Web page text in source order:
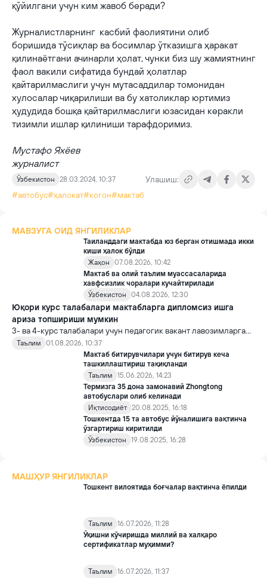
қўйилгани учун ким жавоб беради?
Журналистларнинг касбий фаолиятини олиб
боришида тўсиқлар ва босимлар ўтказишга ҳаракат
қилинаётгани ачинарли ҳолат, чунки биз шу жамиятнинг
фаол вакили сифатида бундай ҳолатлар
қайтарилмаслиги учун мутасаддилар томонидан
хулосалар чиқарилиши ва бу хатоликлар юртимиз
ҳудудида бошқа қайтарилмаслиги юзасидан керакли
тизимли ишлар қилиниши тарафдоримиз.
Мустафо Яхёев
журналист
Ўзбекистон 28.03.2024, 10:37
Улашиш:
#автобус#ҳалокат#когон#мактаб
МАВЗУГА ОИД ЯНГИЛИКЛАР
Таиланддаги мактабда юз берган отишмада икки
киши ҳалок бўлди
Жаҳон
07.08.2026, 10:42
Мактаб ва олий таълим муассасаларида
хавфсизлик чоралари кучайтирилади
Ўзбекистон
04.08.2026, 12:30
Юқори курс талабалари мактабларга дипломсиз ишга
ариза топшириши мумкин
3- ва 4-курс талабалари учун педагогик вакант лавозимларга
ариза топшириш янада соддалаштирилди.
Таълим
01.08.2026, 10:37
Мактаб битирувчилари учун битирув кеча
ташкиллаштириш тақиқланди
Таълим
15.06.2026, 14:23
Термизга 35 дона замонавий Zhongtong
автобуслари олиб келинади
Иқтисодиёт 20.08.2025, 16:18
Тошкентда 15 та автобус йўналишига вақтинча
ўзгартириш киритилди
Ўзбекистон
19.08.2025, 16:28
МАШҲУР ЯНГИЛИКЛАР
Тошкент вилоятида боғчалар вақтинча ёпилди
Таълим
16.07.2026, 11:28
Ўқишни кўчиришда миллий ва халқаро
сертификатлар муҳимми?
Таълим
16.07.2026, 11:37